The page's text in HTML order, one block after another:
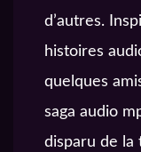
d’autres.
histoires
quelques
saga audio
disparu de la